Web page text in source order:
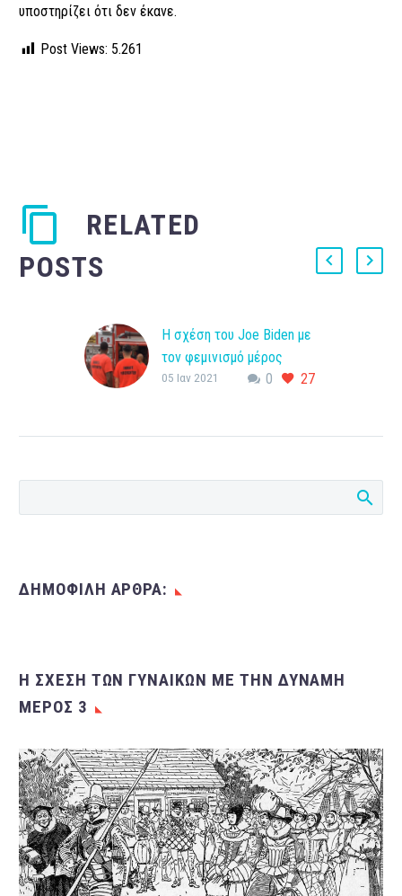
υποστηρίζει ότι δεν έκανε.
Post Views: 5.261
RELATED
POSTS
Η σχέση του Joe Biden με
τον φεμινισμό μέρος
τέταρτο
γυναίκες φυλακισμένους…
0 27
05 Ιαν 2021
ΔΗΜΟΦΙΛΗ ΑΡΘΡΑ:
Η ΣΧΈΣΗ ΤΩΝ ΓΥΝΑΙΚΏΝ ΜΕ ΤΗΝ ΔΎΝΑΜΗ
ΜΈΡΟΣ 3